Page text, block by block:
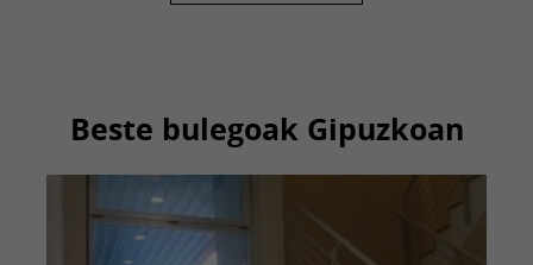
Beste bulegoak Gipuzkoan